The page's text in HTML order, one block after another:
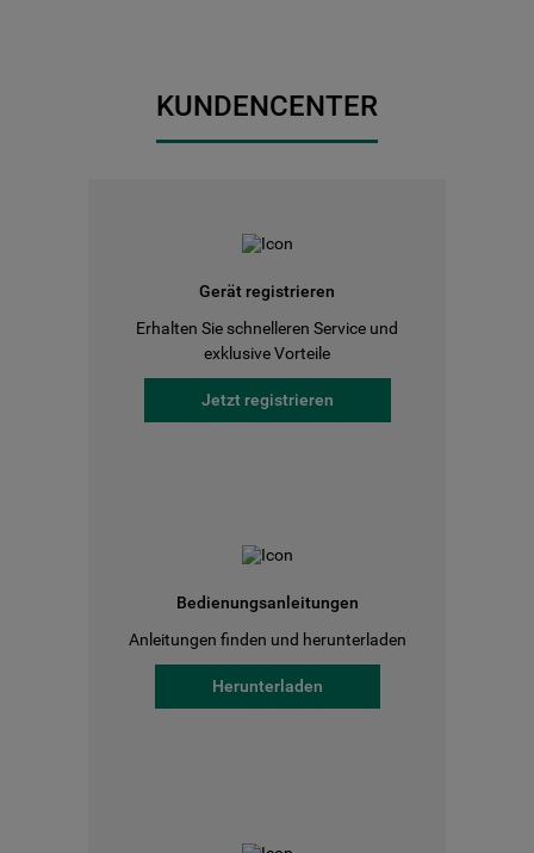
KUNDENCENTER
Gerät registrieren
Erhalten Sie schnelleren Service und
exklusive Vorteile
Jetzt registrieren
Bedienungsanleitungen
Anleitungen finden und herunterladen
Herunterladen